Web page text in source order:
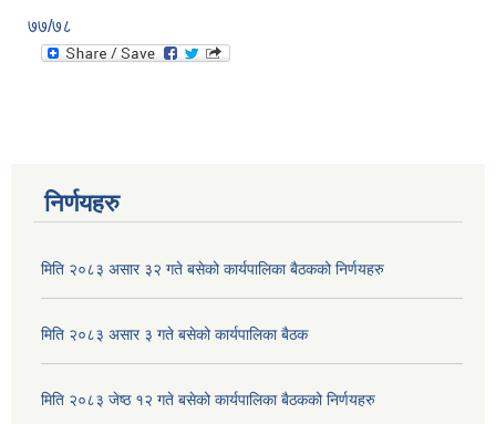
७७/७८
निर्णयहरु
मिति २०८३ असार ३२ गते बसेको कार्यपालिका बैठकको निर्णयहरु
मिति २०८३ असार ३ गते बसेको कार्यपालिका बैठक
मिति २०८३ जेष्ठ १२ गते बसेको कार्यपालिका बैठकको निर्णयहरु